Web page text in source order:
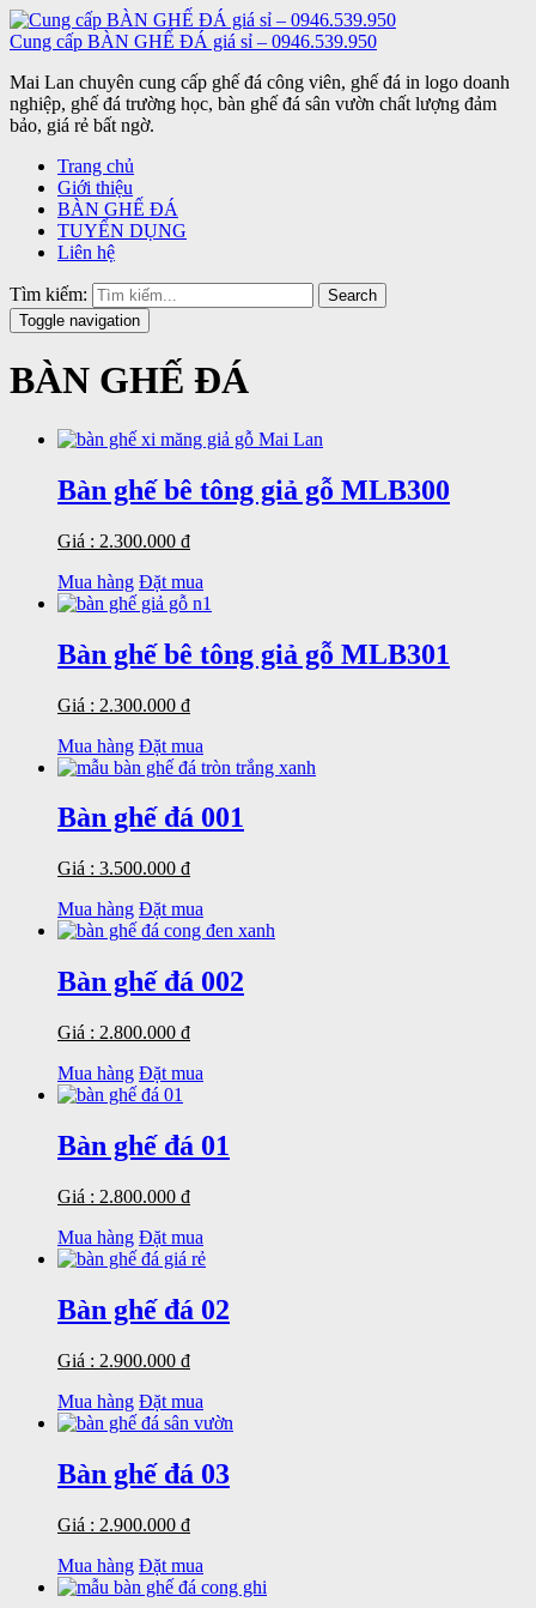
Cung cấp BÀN GHẾ ĐÁ giá sỉ – 0946.539.950
Mai Lan chuyên cung cấp ghế đá công viên, ghế đá in logo doanh
nghiệp, ghế đá trường học, bàn ghế đá sân vườn chất lượng đảm
bảo, giá rẻ bất ngờ.
Trang chủ
Giới thiệu
BÀN GHẾ ĐÁ
TUYỂN DỤNG
Liên hệ
Tìm kiếm:
Search
Toggle navigation
BÀN GHẾ ĐÁ
Bàn ghế bê tông giả gỗ MLB300
Giá : 2.300.000 đ
Mua hàng Đặt mua
Bàn ghế bê tông giả gỗ MLB301
Giá : 2.300.000 đ
Mua hàng Đặt mua
Bàn ghế đá 001
Giá : 3.500.000 đ
Mua hàng Đặt mua
Bàn ghế đá 002
Giá : 2.800.000 đ
Mua hàng Đặt mua
Bàn ghế đá 01
Giá : 2.800.000 đ
Mua hàng Đặt mua
Bàn ghế đá 02
Giá : 2.900.000 đ
Mua hàng Đặt mua
Bàn ghế đá 03
Giá : 2.900.000 đ
Mua hàng Đặt mua